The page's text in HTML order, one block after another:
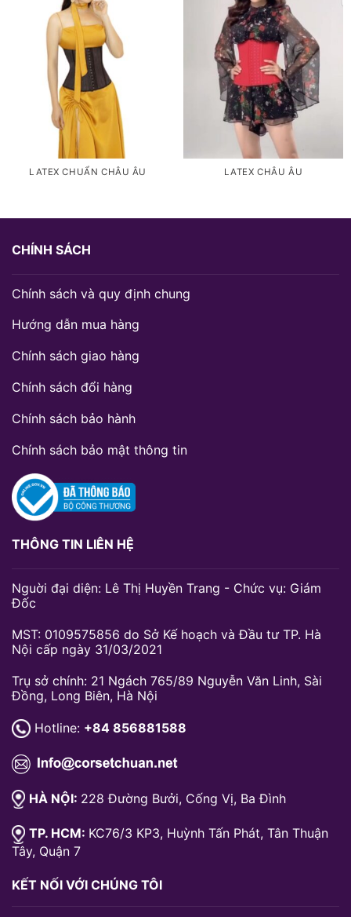
LATEX CHUẨN CHÂU ÂU LATEX CHÂU ÂU
CHÍNH SÁCH
Chính sách và quy định chung
Hướng dẫn mua hàng
Chính sách giao hàng
Chính sách đổi hàng
Chính sách bảo hành
Chính sách bảo mật thông tin
THÔNG TIN LIÊN HỆ
Nguời đại diện: Lê Thị Huyền Trang - Chức vụ: Giám
Đốc
MST: 0109575856 do Sở Kế hoạch và Đầu tư TP. Hà
Nội cấp ngày 31/03/2021
Trụ sở chính: 21 Ngách 765/89 Nguyễn Văn Linh, Sài
Đồng, Long Biên, Hà Nội
Hotline: +84 856881588
HÀ NỘI: 228 Đường Bưởi, Cống Vị, Ba Đình
TP. HCM: KC76/3 KP3, Huỳnh Tấn Phát, Tân Thuận
Tây, Quận 7
KẾT NỐI VỚI CHÚNG TÔI